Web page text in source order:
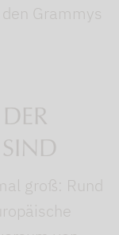
Grammys
SIND
groß: Rund